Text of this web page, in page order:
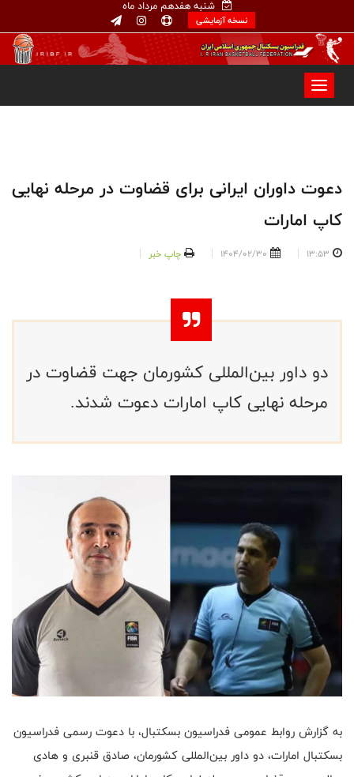
شنبه هفدهم مرداد ماه
نسخه آزمایشی
دعوت داوران ایرانی برای قضاوت در مرحله نهایی
کاپ امارات
13:53
1404/02/30 چاپ خبر
دو داور بین‌المللی کشورمان جهت قضاوت در
مرحله نهایی کاپ امارات دعوت شدند.
به گزارش روابط عمومی فدراسیون بسکتبال، با دعوت رسمی فدراسیون
بسکتبال امارات، دو داور بین‌المللی کشورمان، صادق قنبری و هادی